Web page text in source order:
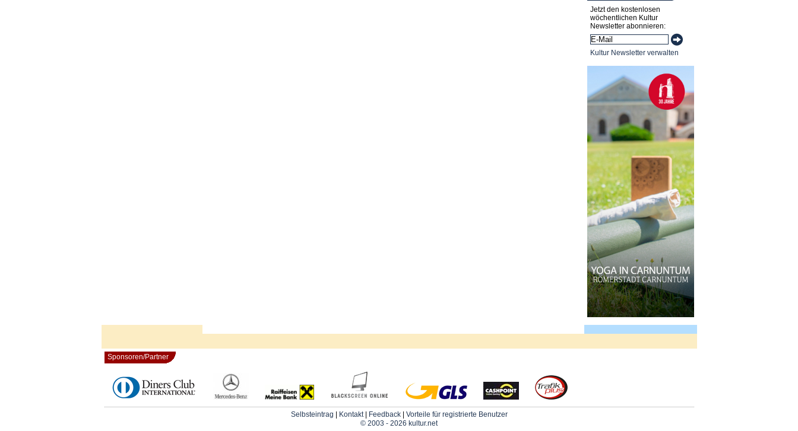
Jetzt den kostenlosen
wöchentlichen Kultur
Newsletter abonnieren:
Kultur Newsletter verwalten
Sponsoren/Partner
Selbsteintrag Kontakt| Feedback| Vorteile für registrierte Benutzer
© 2003 - 2026 kultur.net